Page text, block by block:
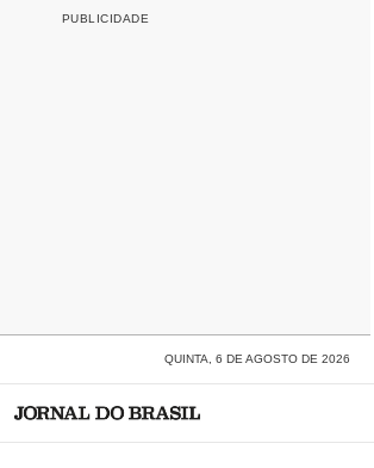
QUINTA, 6 DE AGOSTO DE 2026